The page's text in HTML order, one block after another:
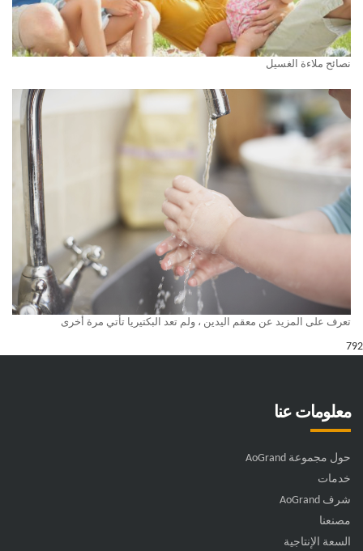
نصائح ملاءة الغسيل
تعرف على المزيد عن معقم اليدين ، ولم تعد البكتيريا تأتي مرة أخرى
792
معلومات عنا
حول مجموعة AoGrand
خدمات
شرف AoGrand
مصنعنا
السعة الإنتاجية